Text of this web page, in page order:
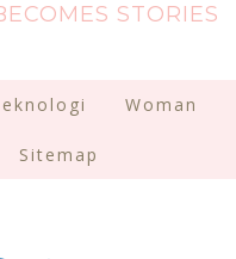
STORIES
Woman
Sitemap